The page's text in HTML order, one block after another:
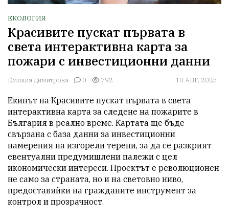
ЕКОЛОГИЯ
Красивите пускат първата в
света интерактивна карта за
пожари с инвестиционни данни
Емилия Димитрова 0 792 10 АВГ, 2025
Екипът на Красивите пускат първата в света
интерактивна карта за следене на пожарите в
България в реално време. Картата ще бъде
свързана с база данни за инвестиционни
намерения на изгорели терени, за да се разкрият
евентуални предумишлени палежи с цел
икономически интереси. Проектът е революционен
не само за страната, но и на световно ниво,
предоставяйки на гражданите инструмент за
контрол и прозрачност.